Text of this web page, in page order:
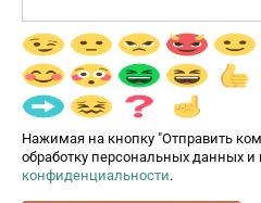
Нажимая на кнопку "Отправить
обработку персональных данных
конфиденциальности.